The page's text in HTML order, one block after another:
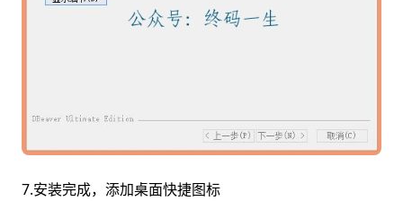
7.安装完成，添加桌面快捷图标